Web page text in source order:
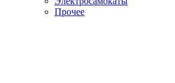
Прочее